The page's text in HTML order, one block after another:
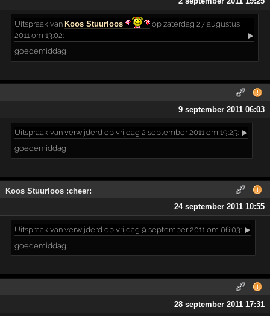
Uitspraak van Koos Stuurloos
op zaterdag 27 augustus
2011 om 13:02:
▶
goedemiddag
9 september 2011 06:03
Uitspraak van verwijderd op vrijdag 2 september 2011 om 19:25: ▶
goedemiddag
Koos Stuurloos :cheer:
24 september 2011 10:55
Uitspraak van verwijderd op vrijdag 9 september 2011 om 06:03: ▶
goedemiddag
28 september 2011 17:31